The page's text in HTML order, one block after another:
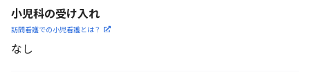
小児科の受け入れ
訪問看護での小児看護とは？
なし